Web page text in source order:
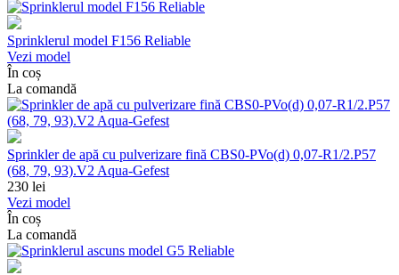
Sprinklerul model F156 Reliable
Vezi model
În coș
La comandă
Sprinkler de apă cu pulverizare fină CBS0-PVo(d) 0,07-R1/2.P57
(68, 79, 93).V2 Aqua-Gefest
230 lei
Vezi model
În coș
La comandă